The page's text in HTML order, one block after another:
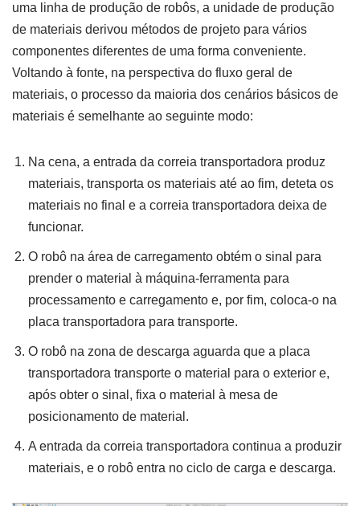
uma linha de produção de robôs, a unidade de produção
de materiais derivou métodos de projeto para vários
componentes diferentes de uma forma conveniente.
Voltando à fonte, na perspectiva do fluxo geral de
materiais, o processo da maioria dos cenários básicos de
materiais é semelhante ao seguinte modo:
Na cena, a entrada da correia transportadora produz
materiais, transporta os materiais até ao fim, deteta os
materiais no final e a correia transportadora deixa de
funcionar.
O robô na área de carregamento obtém o sinal para
prender o material à máquina-ferramenta para
processamento e carregamento e, por fim, coloca-o na
placa transportadora para transporte.
O robô na zona de descarga aguarda que a placa
transportadora transporte o material para o exterior e,
após obter o sinal, fixa o material à mesa de
posicionamento de material.
A entrada da correia transportadora continua a produzir
materiais, e o robô entra no ciclo de carga e descarga.